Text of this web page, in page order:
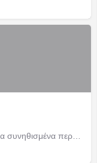
Παθολογική φροντίδα πρώτης γραμμής για συνηθισμένα περιστατικά